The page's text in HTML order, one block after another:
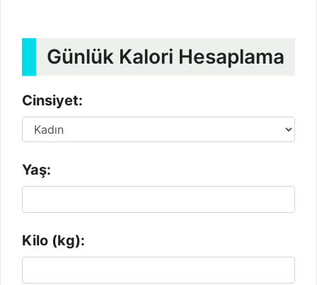
Günlük Kalori Hesaplama
Cinsiyet:
Yaş:
Kilo (kg):